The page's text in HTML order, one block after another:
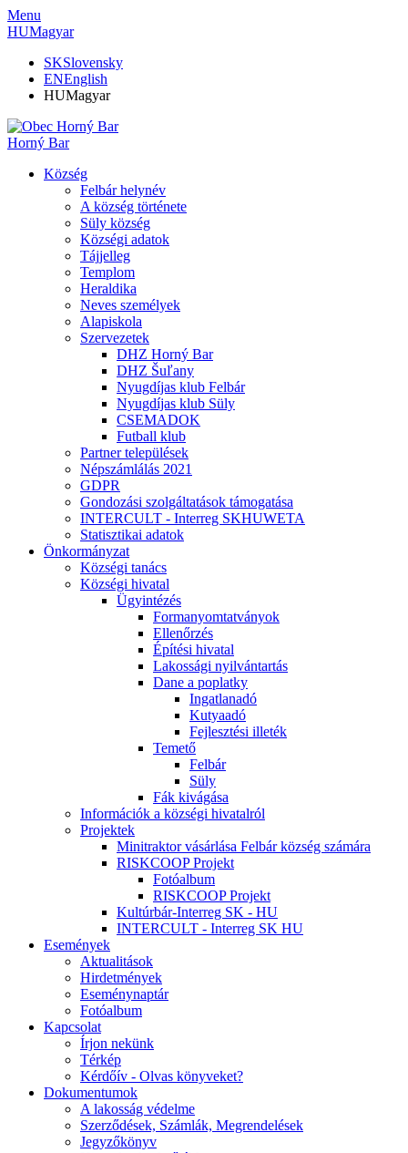
Menu
HUMagyar
SKSlovensky
ENEnglish
HUMagyar
Horný Bar
Község
Felbár helynév
A község története
Süly község
Községi adatok
Tájjelleg
Templom
Heraldika
Neves személyek
Alapiskola
Szervezetek
DHZ Horný Bar
DHZ Šuľany
Nyugdíjas klub Felbár
Nyugdíjas klub Süly
CSEMADOK
Futball klub
Partner települések
Népszámlálás 2021
GDPR
Gondozási szolgáltatások támogatása
INTERCULT - Interreg SKHUWETA
Statisztikai adatok
Önkormányzat
Községi tanács
Községi hivatal
Ügyintézés
Formanyomtatványok
Ellenőrzés
Építési hivatal
Lakossági nyilvántartás
Dane a poplatky
Ingatlanadó
Kutyaadó
Fejlesztési illeték
Temető
Felbár
Süly
Fák kivágása
Információk a községi hivatalról
Projektek
Minitraktor vásárlása Felbár község számára
RISKCOOP Projekt
Fotóalbum
RISKCOOP Projekt
Kultúrbár-Interreg SK - HU
INTERCULT - Interreg SK HU
Események
Aktualitások
Hirdetmények
Eseménynaptár
Fotóalbum
Kapcsolat
Írjon nekünk
Térkép
Kérdőív - Olvas könyveket?
Dokumentumok
A lakosság védelme
Szerződések, Számlák, Megrendelések
Jegyzőkönyv